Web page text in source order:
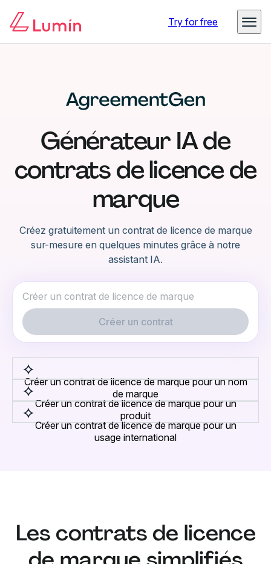
Try for free
Générateur IA de
contrats de licence de
marque
Créez gratuitement un contrat de licence de marque
sur-mesure en quelques minutes grâce à notre
assistant IA.
Créer un contrat
Créer un contrat de licence de marque pour un nom
de marque
Créer un contrat de licence de marque pour un
produit
Créer un contrat de licence de marque pour un
usage international
Les contrats de licence